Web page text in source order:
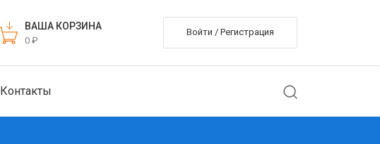
ВАША КОРЗИНА
0 ₽
Войти / Регистрация
Контакты